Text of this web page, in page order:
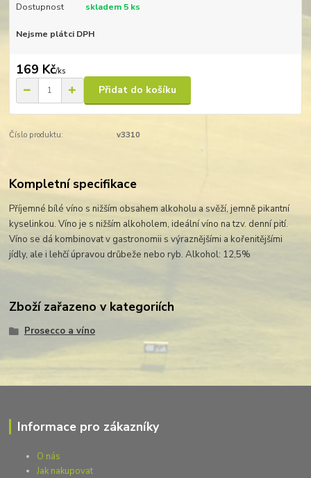
Dostupnost skladem 5 ks
Nejsme plátci DPH
169 Kč/ks
Přidat do košíku
Číslo produktu: v3310
Kompletní specifikace
Příjemné bílé víno s nižším obsahem alkoholu a svěží, jemně pikantní
kyselinkou. Víno je s nižším alkoholem, ideální víno na tzv. denní pití.
Víno se dá kombinovat v gastronomii s výraznějšími a kořenitějšími
jídly, ale i lehčí úpravou drůbeže nebo ryb. Alkohol: 12,5%
Zboží zařazeno v kategoriích
Prosecco a víno
Informace pro zákazníky
O nás
Jak nakupovat